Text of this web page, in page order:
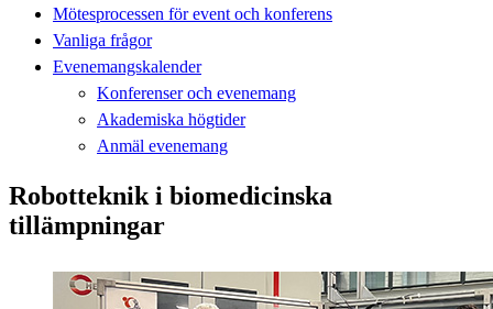
Mötesprocessen för event och konferens
Vanliga frågor
Evenemangskalender
Konferenser och evenemang
Akademiska högtider
Anmäl evenemang
Robotteknik i biomedicinska
tillämpningar